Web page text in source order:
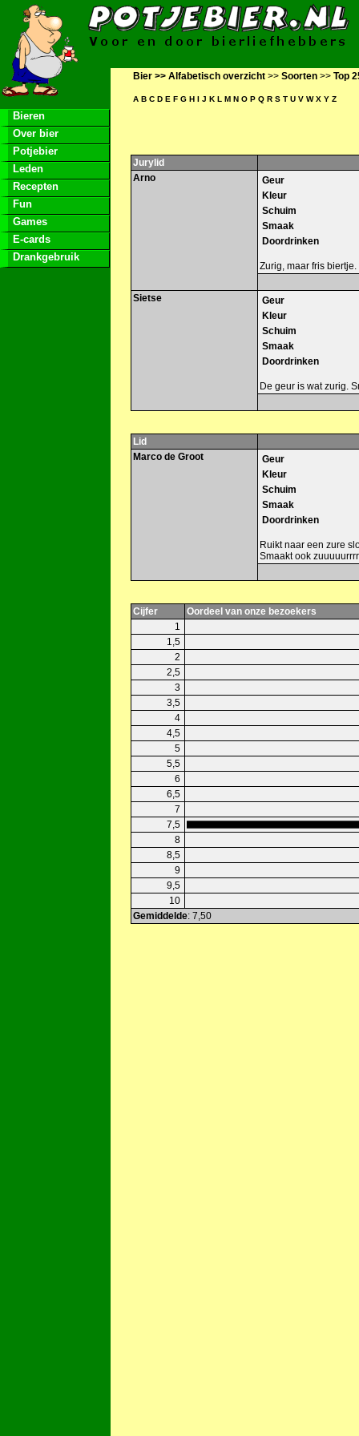
Bieren
Over bier
Potjebier
Leden
Recepten
Fun
Games
E-cards
Drankgebruik
Bier >> Alfabetisch overzicht >> Soorten >> Top
A B C D E F G H I J K L M N O P Q R S T U V W X Y Z
Jurylid
Arno
Geur
Kleur
Schuim
Smaak
Doordrinken
Zurig, maar fris biertje.
Sietse
Geur
Kleur
Schuim
Smaak
Doordrinken
De geur is wat zurig.
Lid
Marco de Groot
Geur
Kleur
Schuim
Smaak
Doordrinken
Ruikt naar een zure
Smaakt ook
Cijfer
Oordeel van onze bezoekers
1
1,5
2
2,5
3
3,5
4
4,5
5
5,5
6
6,5
7
7,5
8
8,5
9
9,5
10
Gemiddelde: 7,50